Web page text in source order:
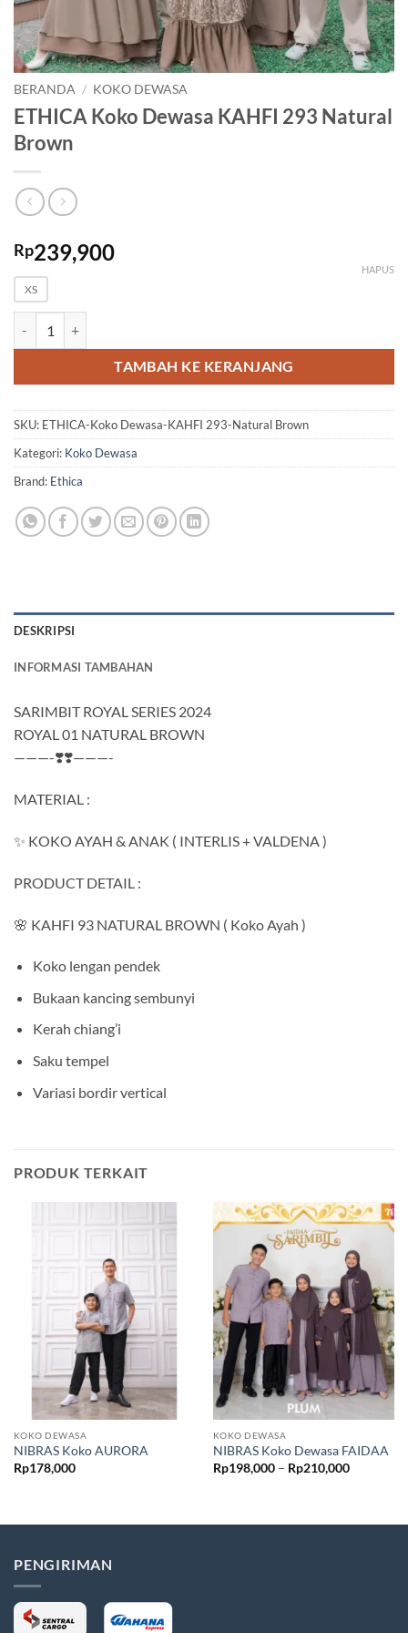
BERANDA / KOKO DEWASA
ETHICA Koko Dewasa KAHFI 293 Natural
Brown
Rp239,900
XS
HAPUS
TAMBAH KE KERANJANG
SKU: ETHICA-Koko Dewasa-KAHFI 293-Natural Brown
Kategori: Koko Dewasa
Brand: Ethica
DESKRIPSI
INFORMASI TAMBAHAN
SARIMBIT ROYAL SERIES 2024
ROYAL 01 NATURAL BROWN
———-❣️❣️———-
MATERIAL :
✨ KOKO AYAH & ANAK ( INTERLIS + VALDENA )
PRODUCT DETAIL :
🌸 KAHFI 93 NATURAL BROWN ( Koko Ayah )
Koko lengan pendek
Bukaan kancing sembunyi
Kerah chiang’i
Saku tempel
Variasi bordir vertical
PRODUK TERKAIT
KOKO DEWASA
NIBRAS Koko AURORA
Rp178,000
KOKO DEWASA
NIBRAS Koko Dewasa FAIDAA
Rp198,000 – Rp210,000Rentang
PENGIRIMAN